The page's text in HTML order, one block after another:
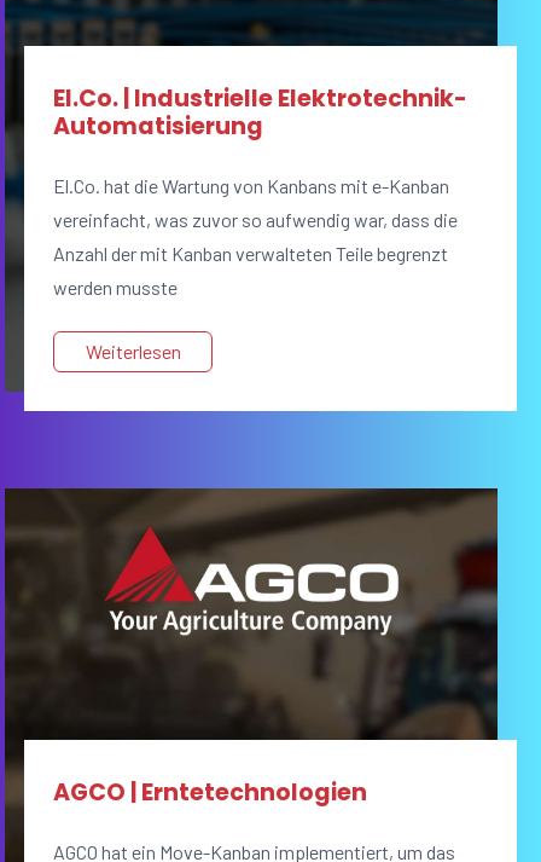
El.Co. | Industrielle Elektrotechnik-
Automatisierung
El.Co. hat die Wartung von Kanbans mit e-Kanban
vereinfacht, was zuvor so aufwendig war, dass die
Anzahl der mit Kanban verwalteten Teile begrenzt
werden musste
Weiterlesen
AGCO | Erntetechnologien
AGCO hat ein Move-Kanban implementiert, um das